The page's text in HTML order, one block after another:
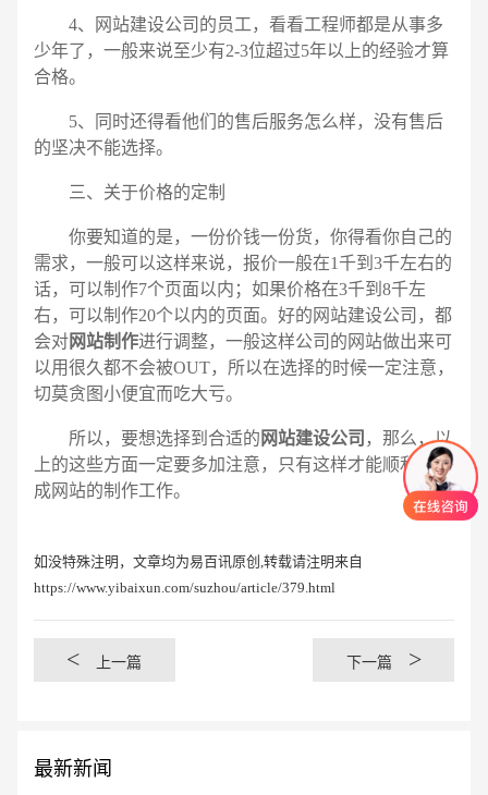
4、网站建设公司的员工，看看工程师都是从事多
少年了，一般来说至少有2-3位超过5年以上的经验才算
合格。
5、同时还得看他们的售后服务怎么样，没有售后
的坚决不能选择。
三、关于价格的定制
你要知道的是，一份价钱一份货，你得看你自己的
需求，一般可以这样来说，报价一般在1千到3千左右的
话，可以制作7个页面以内；如果价格在3千到8千左
右，可以制作20个以内的页面。好的网站建设公司，都
会对网站制作进行调整，一般这样公司的网站做出来可
以用很久都不会被OUT，所以在选择的时候一定注意，
切莫贪图小便宜而吃大亏。
所以，要想选择到合适的 网站建设公司 ，那么，以
上的这些方面一定要多加注意，只有这样才能顺利的完
成网站的制作工作。
如没特殊注明，文章均为易百讯原创,转载请注明来自
https://www.yibaixun.com/suzhou/article/379.html
< 上一篇 下一篇 >
最新新闻